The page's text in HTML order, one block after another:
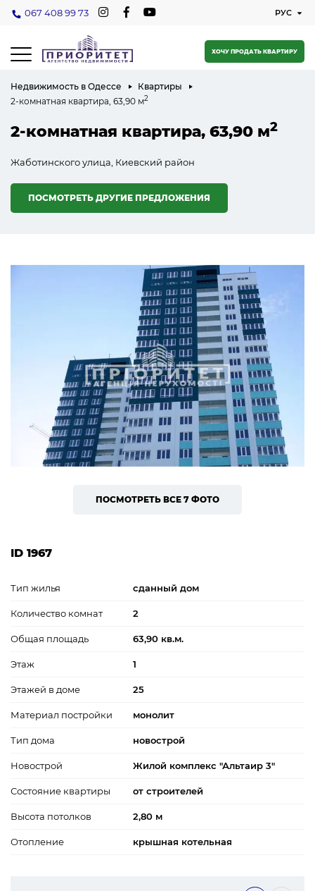
067 408 99 73
ХОЧУ ПРОДАТЬ КВАРТИРУ
Недвижимость в Одессе
Квартиры
2-комнатная квартира, 63,90 м2
2-комнатная квартира, 63,90 м2
Жаботинского улица, Киевский район
ПОСМОТРЕТЬ ДРУГИЕ ПРЕДЛОЖЕНИЯ
ПОСМОТРЕТЬ ВСЕ 7 ФОТО
ID 1967
Тип жилья сданный дом
Количество комнат 2
Общая площадь 63,90 кв.м.
Этаж 1
Этажей в доме 25
Материал постройки монолит
Тип дома новострой
Новострой Жилой комплекс "Альтаир 3"
Состояние квартиры от строителей
Высота потолков 2,80 м
Отопление крышная котельная